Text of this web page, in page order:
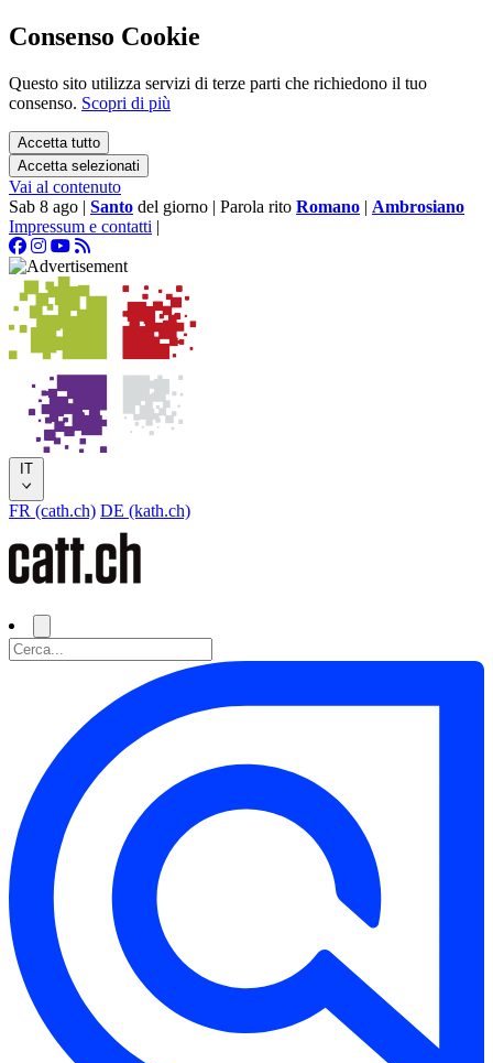
Consenso Cookie
Questo sito utilizza servizi di terze parti che richiedono il tuo
consenso. Scopri di più
Accetta tutto
Accetta selezionati
Vai al contenuto
Sab 8 ago | Santo del giorno | Parola rito Romano | Ambrosiano
Impressum e contatti |
IT
FR (cath.ch) DE (kath.ch)